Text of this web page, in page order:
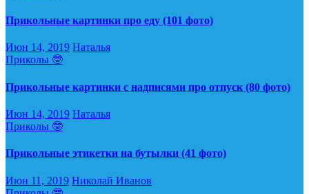
Прикольные картинки про еду (101 фото)
Июн 14, 2019 Наталья
Приколы 🤓
Прикольные картинки с надписями про отпуск (80 фото)
Июн 14, 2019 Наталья
Приколы 🤓
Прикольные этикетки на бутылки (41 фото)
Июн 11, 2019 Николай Иванов